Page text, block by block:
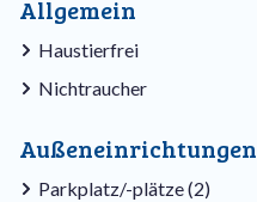
Allgemein
Haustierfrei
Nichtraucher
Außeneinrichtungen
Parkplatz/-plätze (2)